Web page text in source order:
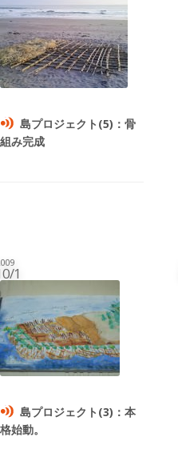
島プロジェクト(5)：骨
組み完成
1
島プロジェクト(3)：本
格始動。